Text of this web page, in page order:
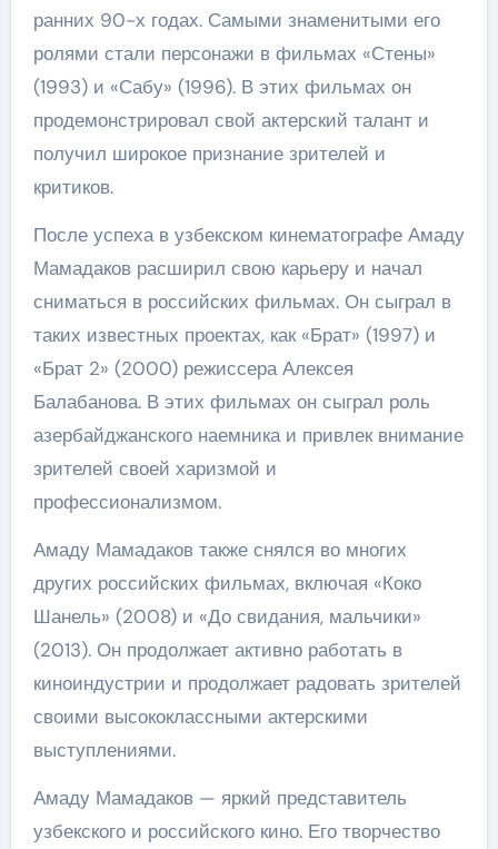
ранних 90-х годах. Самыми знаменитыми его
ролями стали персонажи в фильмах «Стены»
(1993) и «Сабу» (1996). В этих фильмах он
продемонстрировал свой актерский талант и
получил широкое признание зрителей и
критиков.
После успеха в узбекском кинематографе Амаду
Мамадаков расширил свою карьеру и начал
сниматься в российских фильмах. Он сыграл в
таких известных проектах, как «Брат» (1997) и
«Брат 2» (2000) режиссера Алексея
Балабанова. В этих фильмах он сыграл роль
азербайджанского наемника и привлек внимание
зрителей своей харизмой и
профессионализмом.
Амаду Мамадаков также снялся во многих
других российских фильмах, включая «Коко
Шанель» (2008) и «До свидания, мальчики»
(2013). Он продолжает активно работать в
киноиндустрии и продолжает радовать зрителей
своими высококлассными актерскими
выступлениями.
Амаду Мамадаков — яркий представитель
узбекского и российского кино. Его творчество